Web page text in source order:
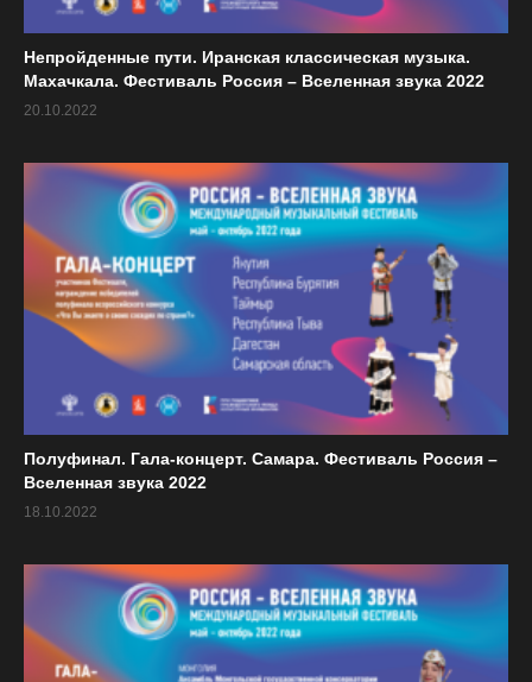
Непройденные пути. Иранская классическая музыка.
Махачкала. Фестиваль Россия – Вселенная звука 2022
20.10.2022
Полуфинал. Гала-концерт. Самара. Фестиваль Россия –
Вселенная звука 2022
18.10.2022